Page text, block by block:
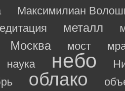
Максимилиан
металл
Москва мост
наука небо
облако